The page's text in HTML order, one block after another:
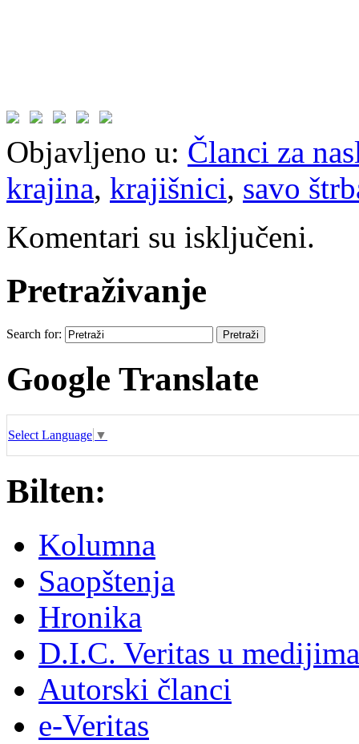
Objavljeno u: Članci za
krajina, krajišnici, savo
Komentari su isključeni.
Pretraživanje
Search for:
Google Translate
Select Language ▼
Bilten:
Kolumna
Saopštenja
Hronika
D.I.C. Veritas u medijima
Autorski članci
e-Veritas